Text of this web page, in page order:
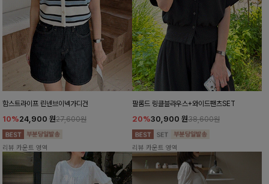
함스트라이프 린넨브이넥가디건
10%24,900 원27,600원
리뷰 카운트 영역
팔롬드 링클블라우스+와이드팬츠SET
20%30,900 원38,600원
리뷰 카운트 영역